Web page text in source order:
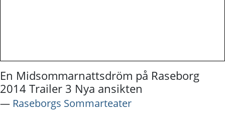
En Midsommarnattsdröm på Raseborg
2014 Trailer 3 Nya ansikten
― Raseborgs Sommarteater